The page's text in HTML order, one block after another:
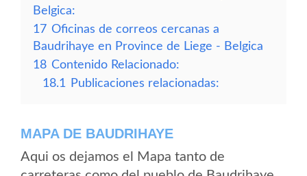
Belgica:
17 Oficinas de correos cercanas a
Baudrihaye en Province de Liege - Belgica
18 Contenido Relacionado:
18.1
Publicaciones relacionadas:
MAPA DE BAUDRIHAYE
Aqui os dejamos el Mapa tanto de